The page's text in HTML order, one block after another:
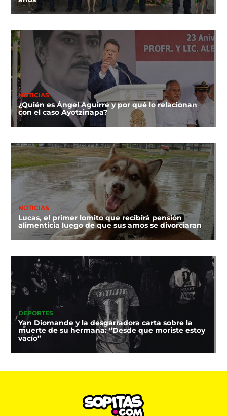
NOTICIAS
¿Quién es Ángel Aguirre y por qué lo relacionan
con el caso Ayotzinapa?
NOTICIAS
Lucas, el primer lomito que recibirá pensión
alimenticia luego de que sus amos se divorciaran
DEPORTES
Yan Diomande y la desgarradora carta sobre la
muerte de su hermana: “Desde que moriste estoy
vacío”